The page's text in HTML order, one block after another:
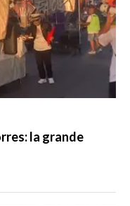
la grande